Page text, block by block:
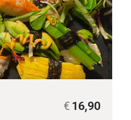
16,90
€